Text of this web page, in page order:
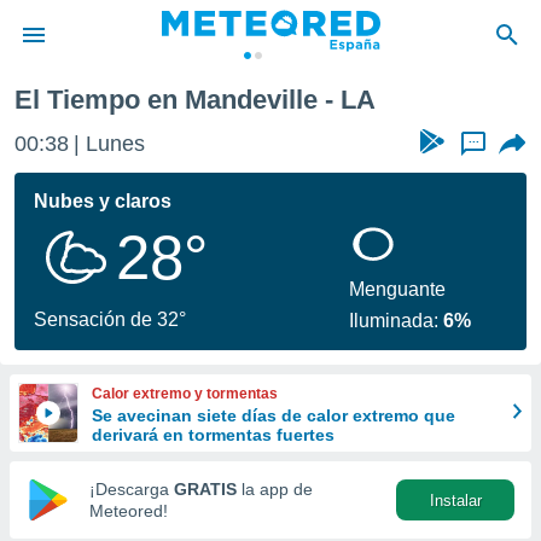
de
por
se
calidad.
a este
las
y
forma
digital
basada
El Tiempo en Mandeville - LA
00:38 Lunes ...
Nubes y claros
28°
Sensación de 32°
Menguante
Iluminada:6%
Calor extremo y tormentas
Se avecinan siete días de calor extremo que
derivará en tormentas fuertes
¡Descarga GRATIS la app de
Meteored!
Instalar